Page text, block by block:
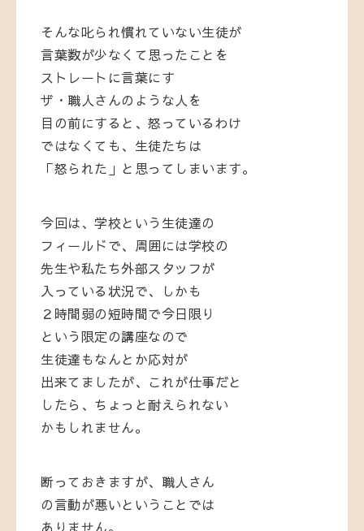
そんな叱られ慣れていない生徒が
言葉数が少なくて思ったことを
ストレートに言葉にす
ザ・職人さんのような人を
目の前にすると、怒っているわけ
ではなくても、生徒たちは
「怒られた」と思ってしまいます。
今回は、学校という生徒達の
フィールドで、周囲には学校の
先生や私たち外部スタッフが
入っている状況で、しかも
２時間弱の短時間で今日限り
という限定の講座なので
生徒達もなんとか応対が
出来てましたが、これが仕事だと
したら、ちょっと耐えられない
かもしれません。
断っておきますが、職人さん
の言動が悪いということでは
ありません。